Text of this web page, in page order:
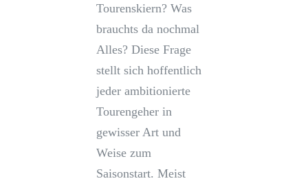
Tourenskiern? Was
brauchts da nochmal
Alles? Diese Frage
stellt sich hoffentlich
jeder ambitionierte
Tourengeher in
gewisser Art und
Weise zum
Saisonstart. Meist